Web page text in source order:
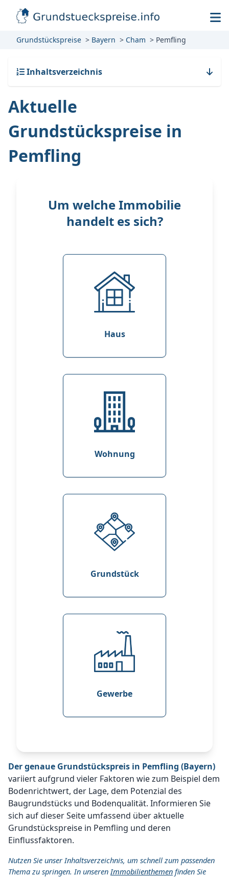
Grundstückspreise Bayern Cham Pemfling
Inhaltsverzeichnis
Aktuelle
Grundstückspreise in
Pemfling
Um welche Immobilie
handelt es sich?
Haus
Wohnung
Grundstück
Gewerbe
Der genaue Grundstückspreis in Pemfling (Bayern)
variiert aufgrund vieler Faktoren wie zum Beispiel dem
Bodenrichtwert, der Lage, dem Potenzial des
Baugrundstücks und Bodenqualität. Informieren Sie
sich auf dieser Seite umfassend über aktuelle
Grundstückspreise in Pemfling und deren
Einflussfaktoren.
Nutzen Sie unser Inhaltsverzeichnis, um schnell zum passenden
Thema zu springen. In unserenImmobilienthemen finden Sie